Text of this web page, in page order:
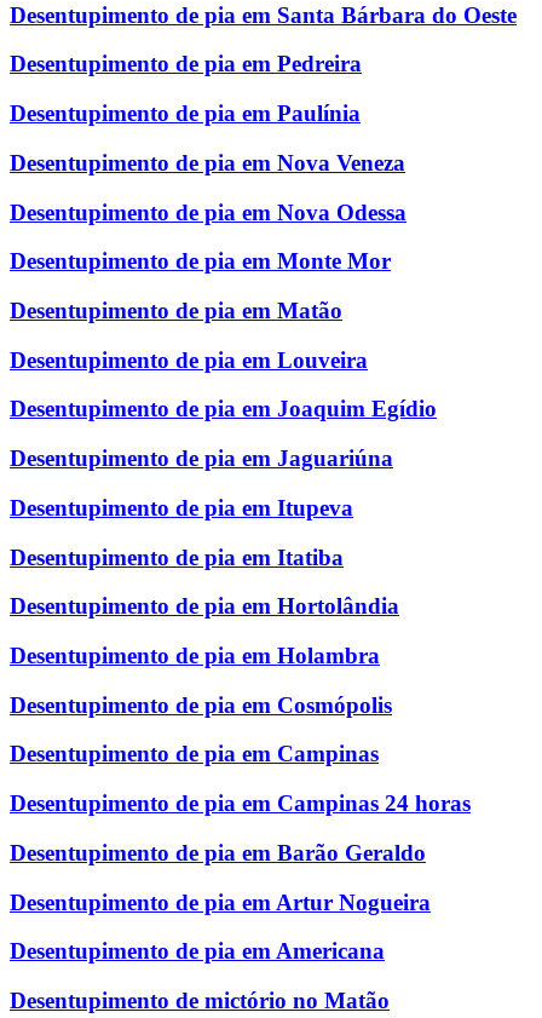
Desentupimento de pia em Santa Bárbara do Oeste
Desentupimento de pia em Pedreira
Desentupimento de pia em Paulínia
Desentupimento de pia em Nova Veneza
Desentupimento de pia em Nova Odessa
Desentupimento de pia em Monte Mor
Desentupimento de pia em Matão
Desentupimento de pia em Louveira
Desentupimento de pia em Joaquim Egídio
Desentupimento de pia em Jaguariúna
Desentupimento de pia em Itupeva
Desentupimento de pia em Itatiba
Desentupimento de pia em Hortolândia
Desentupimento de pia em Holambra
Desentupimento de pia em Cosmópolis
Desentupimento de pia em Campinas
Desentupimento de pia em Campinas 24 horas
Desentupimento de pia em Barão Geraldo
Desentupimento de pia em Artur Nogueira
Desentupimento de pia em Americana
Desentupimento de mictório no Matão